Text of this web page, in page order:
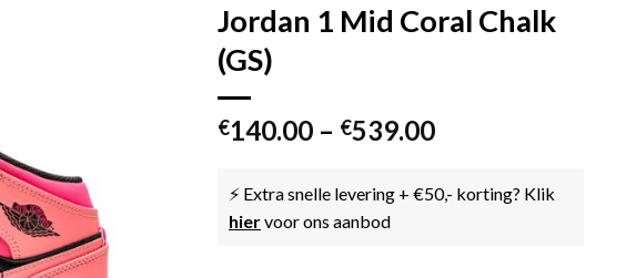
Jordan 1 Mid Coral Chalk
(GS)
€140.00 – €539.00
⚡ Extra snelle levering + €50,- korting? Klik
hiervoor ons aanbod